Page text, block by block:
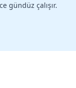
gündüz çalışır.